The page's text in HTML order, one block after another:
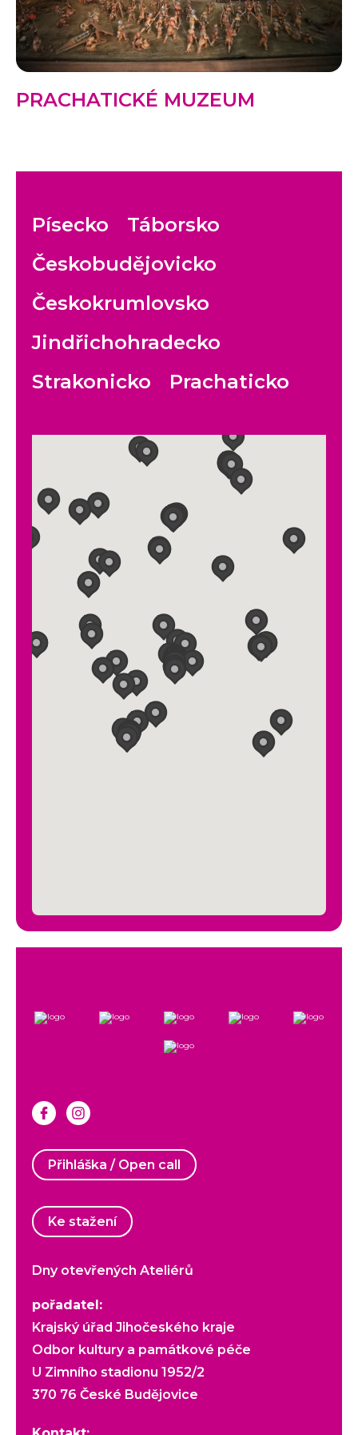
PRACHATICKÉ MUZEUM
Písecko
Táborsko
Českobudějovicko
Českokrumlovsko
Jindřichohradecko
Strakonicko
Prachaticko
Přihláška / Open call
Ke stažení
Dny otevřených Ateliérů
pořadatel:
Krajský úřad Jihočeského kraje
Odbor kultury a památkové péče
U Zimního stadionu 1952/2
370 76 České Budějovice